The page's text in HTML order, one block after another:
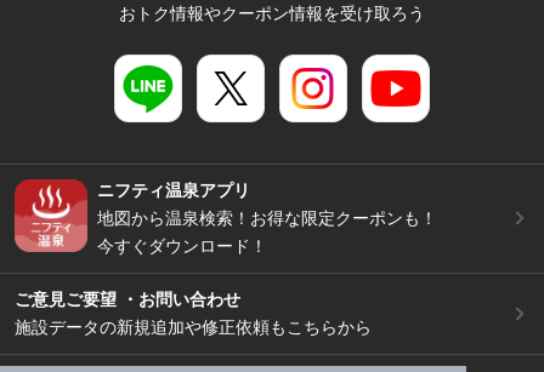
おトク情報やクーポン情報を受け取ろう
ニフティ温泉アプリ
地図から温泉検索！お得な限定クーポンも！
今すぐダウンロード！
ご意見ご要望 ・お問い合わせ
施設データの新規追加や修正依頼もこちらから